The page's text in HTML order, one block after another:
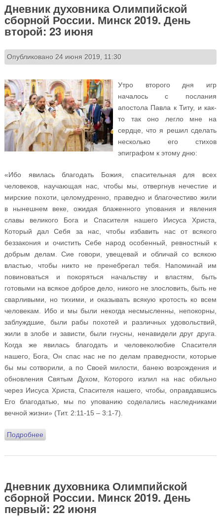
Дневник духовника Олимпийской
сборной России. Минск 2019. День
второй: 23 июня
Опубликовано 24 июня 2019, 11:30
Утро второго дня игр
началось с послания
апостола Павла к Титу, и как-
то так оно легло мне на
сердце, что я решил сделать
несколько его стихов
эпиграфом к этому дню:
«Ибо явилась благодать Божия, спасительная для всех
человеков, научающая нас, чтобы мы, отвергнув нечестие и
мирские похоти, целомудренно, праведно и благочестиво жили
в нынешнем веке, ожидая блаженного упования и явления
славы великого Бога и Спасителя нашего Иисуса Христа,
Который дал Себя за нас, чтобы избавить нас от всякого
беззакония и очистить Себе народ особенный, ревностный к
добрым делам. Сие говори, увещевай и обличай со всякою
властью, чтобы никто не пренебрегал тебя. Напоминай им
повиноваться и покоряться начальству и властям, быть
готовыми на всякое доброе дело, никого не злословить, быть не
сварливыми, но тихими, и оказывать всякую кротость ко всем
человекам. Ибо и мы были некогда несмысленны, непокорны,
заблуждшие, были рабы похотей и различных удовольствий,
жили в злобе и зависти, были гнусны, ненавидели друг друга.
Когда же явилась благодать и человеколюбие Спасителя
нашего, Бога, Он спас нас не по делам праведности, которые
бы мы сотворили, а по Своей милости, банею возрождения и
обновления Святым Духом, Которого излил на нас обильно
через Иисуса Христа, Спасителя нашего, чтобы, оправдавшись
Его благодатью, мы по упованию соделались наследниками
вечной жизни» (Тит. 2:11-15 – 3:1-7).
Подробнеео Дневник духовника Олимпийской сборной России.
Дневник духовника Олимпийской
сборной России. Минск 2019. День
первый: 22 июня